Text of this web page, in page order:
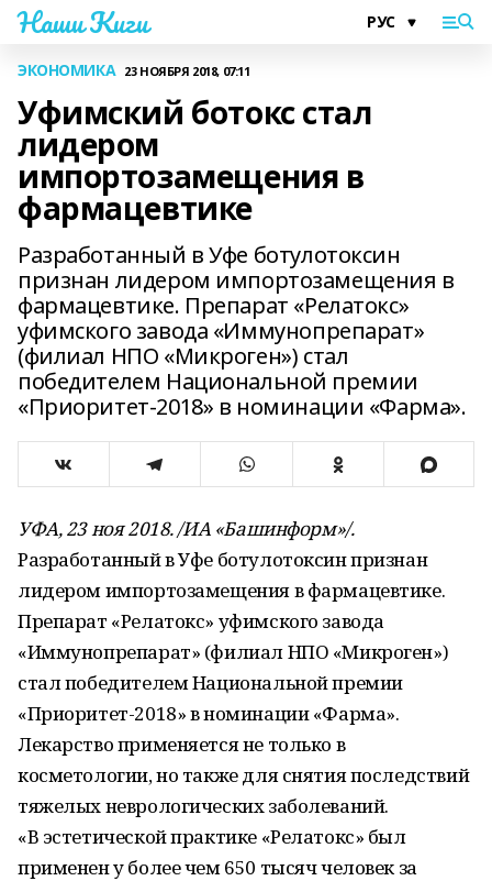
Наши Киги
ЭКОНОМИКА 23 НОЯБРЯ 2018, 07:11
Уфимский ботокс стал
лидером
импортозамещения в
фармацевтике
Разработанный в Уфе ботулотоксин
признан лидером импортозамещения в
фармацевтике. Препарат «Релатокс»
уфимского завода «Иммунопрепарат»
(филиал НПО «Микроген») стал
победителем Национальной премии
«Приоритет-2018» в номинации «Фарма».
УФА, 23 ноя 2018. /ИА «Башинформ»/.
Разработанный в Уфе ботулотоксин признан
лидером импортозамещения в фармацевтике.
Препарат «Релатокс» уфимского завода
«Иммунопрепарат» (филиал НПО «Микроген»)
стал победителем Национальной премии
«Приоритет-2018» в номинации «Фарма».
Лекарство применяется не только в
косметологии, но также для снятия последствий
тяжелых неврологических заболеваний.
«В эстетической практике «Релатокс» был
применен у более чем 650 тысяч человек за